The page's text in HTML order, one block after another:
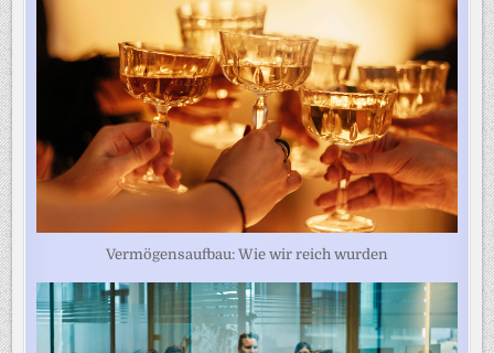
Vermögensaufbau: Wie wir reich wurden